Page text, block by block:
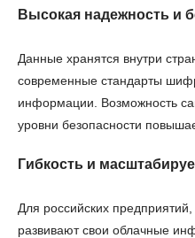
Высокая надежность и
Данные хранятся внутри
современные стандарты
информации. Возможность
уровни безопасности
Гибкость и
Для российских
развивают свои облачные